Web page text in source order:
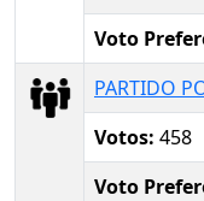
Voto
PARTIDO
Votos: 458
Voto